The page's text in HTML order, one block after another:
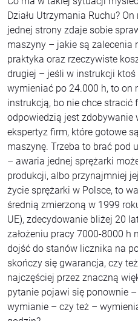
Działu Utrzymania Ruchu?
jednej strony zdaje sobie
maszyny – jakie są zalecenia
praktyka oraz rzeczywiste
drugiej – jeśli w instrukcji ktoś
wymieniać po 24.000 h, to on
instrukcją, bo nie chce stracić
odpowiedzią jest zdobywanie
ekspertyz firm, które gotowe
maszynę. Trzeba to brać pod
– awaria jednej sprężarki
produkcji, albo przynajmniej
życie sprężarki w Polsce, to
średnią zmierzoną w 1999
UE), zdecydowanie bliżej 20
założeniu pracy 7000-8000 h
dojść do stanów licznika na
skończy się gwarancja, czy
najczęściej przez znaczną
pytanie pojawi się ponownie
wymianie – czy też –